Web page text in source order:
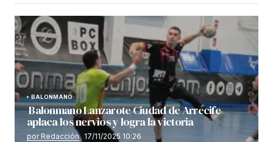
BALONMANO
Balonmano Lanzarote Ciudad de Arrecife
aplaca los nervios y logra la victoria
por Redacción 17/11/2025 10:26